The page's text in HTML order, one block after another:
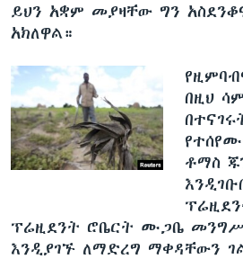
ይህን አቋም መያዛቸው ግን
አክለዋል።
በዚህ
ቶማስ
ፕሬዚደንት ሮቤርት ሙጋቤ
እንዲያገኙ ለማድረግ ማቀዳቸውን